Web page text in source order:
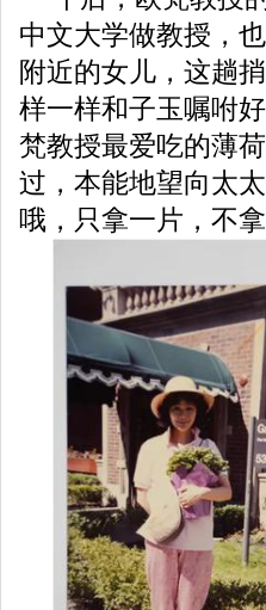
中文大学做教授，
附近的女儿，这趟
样一样和子玉嘱咐
梵教授最爱吃的薄
过，本能地望向太
哦，只拿一片，不